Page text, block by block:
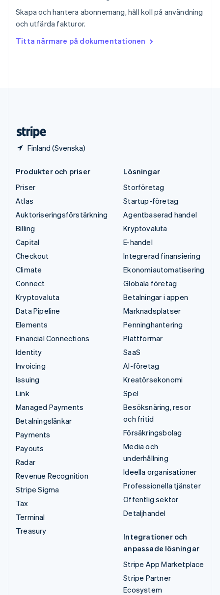
Skapa och hantera abonnemang, håll koll på användning
och utfärda fakturor.
Titta närmare på dokumentationen
Finland (Svenska)
Thailand
ไทยEnglish
English
Produkter och priser
Priser
Atlas
Auktoriseringsförstärkning
Billing
Capital
Checkout
Climate
Connect
Kryptovaluta
Data Pipeline
Elements
Financial Connections
Identity
Invoicing
Issuing
Link
Managed Payments
Betalningslänkar
Payments
Payouts
Radar
Revenue Recognition
Stripe Sigma
Tax
Terminal
Treasury
Lösningar
Storföretag
Startup-företag
Agentbaserad handel
Kryptovaluta
E-handel
Integrerad finansiering
Ekonomiautomatisering
Globala företag
Betalningar i appen
Marknadsplatser
Penninghantering
Plattformar
SaaS
AI-företag
Kreatörsekonomi
Spel
Besöksnäring, resor
och fritid
Försäkringsbolag
Media och
underhållning
Ideella organisationer
Professionella tjänster
Offentlig sektor
Detaljhandel
Integrationer och
anpassade lösningar
Stripe App Marketplace
Stripe Partner
Ecosystem